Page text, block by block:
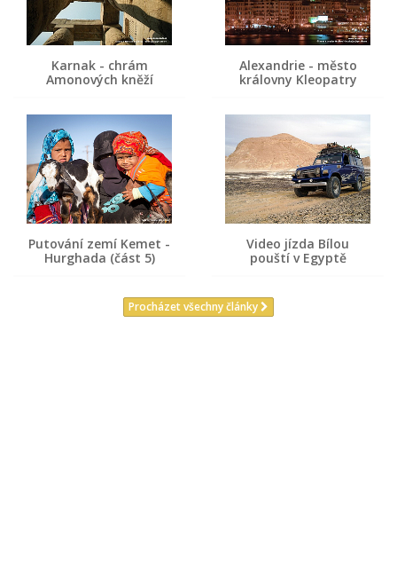
Karnak - chrám
Amonových kněží
Alexandrie - město
královny Kleopatry
Putování zemí Kemet -
Hurghada (část 5)
Video jízda Bílou
pouští v Egyptě
Procházet všechny články